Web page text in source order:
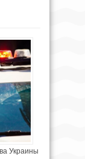
Украины